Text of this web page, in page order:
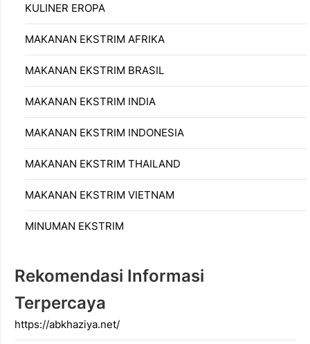
KULINER EROPA
MAKANAN EKSTRIM AFRIKA
MAKANAN EKSTRIM BRASIL
MAKANAN EKSTRIM INDIA
MAKANAN EKSTRIM INDONESIA
MAKANAN EKSTRIM THAILAND
MAKANAN EKSTRIM VIETNAM
MINUMAN EKSTRIM
Rekomendasi Informasi
Terpercaya
https://abkhaziya.net/